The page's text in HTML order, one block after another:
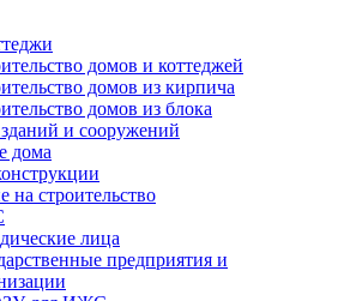
домов и коттеджей
домов из кирпича
домов из блока
и сооружений
дома
на строительство
лица
предприятия и